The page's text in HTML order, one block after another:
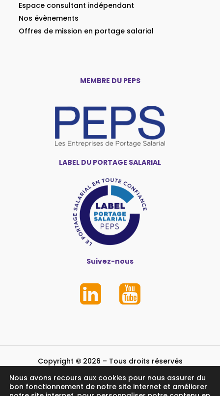
Espace consultant indépendant
Nos évènements
Offres de mission en portage salarial
MEMBRE DU PEPS
LABEL DU PORTAGE SALARIAL
Suivez-nous
Copyright © 2026 – Tous droits réservés
Mentions légales et crédits
Nous avons recours aux cookies pour nous assurer du
bon fonctionnement de notre site internet et améliorer